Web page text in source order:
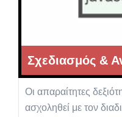
Σχεδιασμός &
Οι απαραίτητες
ασχοληθεί με τον